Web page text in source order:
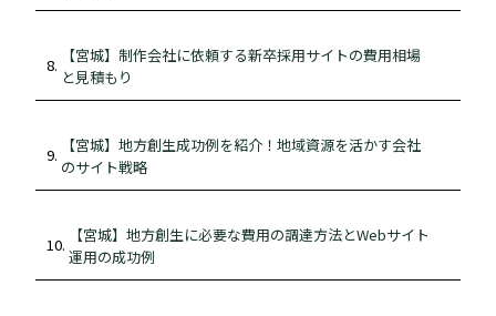
【宮城】制作会社に依頼する新卒採用サイトの費用相場
と見積もり
【宮城】地方創生成功例を紹介！地域資源を活かす会社
のサイト戦略
【宮城】地方創生に必要な費用の調達方法とWebサイト
運用の成功例